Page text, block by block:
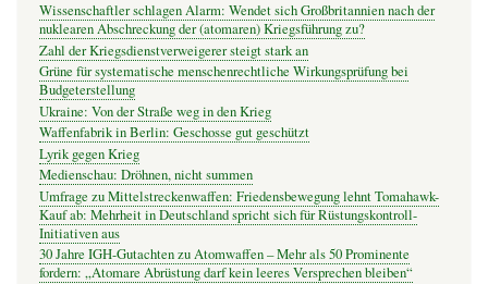
Wissenschaftler schlagen Alarm: Wendet sich Großbritannien nach der
nuklearen Abschreckung der (atomaren) Kriegsführung zu?
Zahl der Kriegsdienstverweigerer steigt stark an
Grüne für systematische menschenrechtliche Wirkungsprüfung bei
Budgeterstellung
Ukraine: Von der Straße weg in den Krieg
Waffenfabrik in Berlin: Geschosse gut geschützt
Lyrik gegen Krieg
Medienschau: Dröhnen, nicht summen
Umfrage zu Mittelstreckenwaffen: Friedensbewegung lehnt Tomahawk-
Kauf ab: Mehrheit in Deutschland spricht sich für Rüstungskontroll-
Initiativen aus
30 Jahre IGH-Gutachten zu Atomwaffen – Mehr als 50 Prominente
fordern: „Atomare Abrüstung darf kein leeres Versprechen bleiben“